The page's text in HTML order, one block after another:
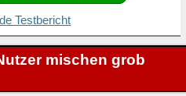
Testbericht
mischen grob